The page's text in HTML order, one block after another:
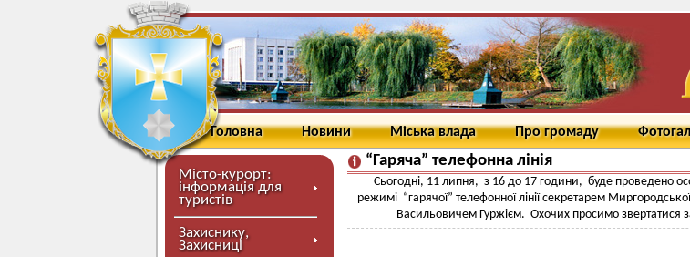
Головна Новини Міська влада Про громаду
Місто-курорт:
інформація для
туристів
Захиснику,
Захисниці
“Гаряча” телефонна лінія
Сьогодні, 11 липня, з 16 до 17 години, буде проведено
режимі “гарячої” телефонної лінії секретарем
Васильовичем Гуржієм. Охочих просимо звертатися